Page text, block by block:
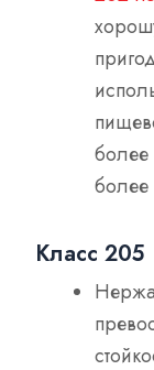
более
Класс 205